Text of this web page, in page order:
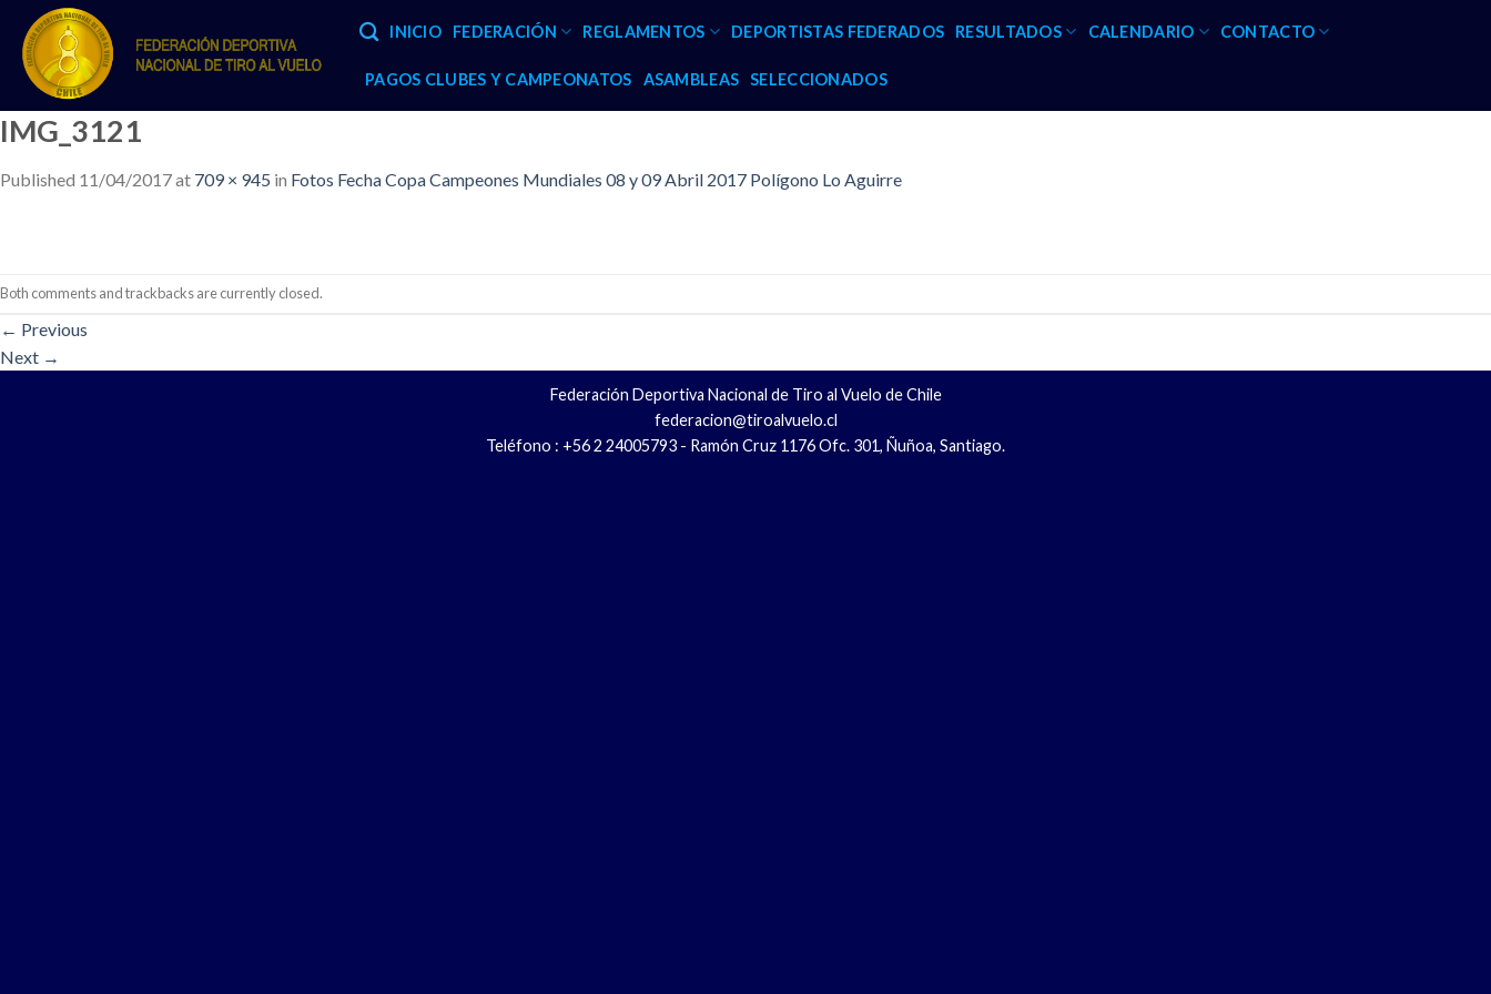
content
INICIO FEDERACIÓN REGLAMENTOS DEPORTISTAS FEDERADOS RESULTADOS CALENDARIO CONTACTO
PAGOS CLUBES Y CAMPEONATOS ASAMBLEAS SELECCIONADOS
IMG_3121
Published 11/04/2017at 709 × 945 in Fotos Fecha Copa Campeones Mundiales 08 y 09 Abril 2017 Polígono Lo Aguirre
Both comments and trackbacks are currently closed.
← Previous
Next →
Federación Deportiva Nacional de Tiro al Vuelo de Chile
federacion@tiroalvuelo.cl
Teléfono : +56 2 24005793 - Ramón Cruz 1176 Ofc. 301, Ñuñoa, Santiago.